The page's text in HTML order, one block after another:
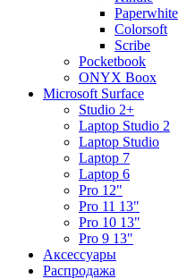
Paperwhite
Colorsoft
Scribe
Pocketbook
ONYX Boox
Microsoft Surface
Studio 2+
Laptop Studio 2
Laptop Studio
Laptop 7
Laptop 6
Pro 12"
Pro 11 13"
Pro 10 13"
Pro 9 13"
Аксессуары
Распродажа